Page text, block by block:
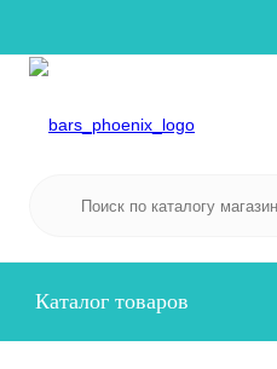
Каталог товаров